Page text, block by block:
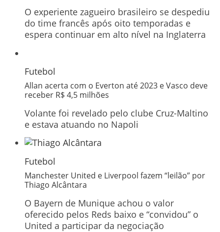
O experiente zagueiro brasileiro se despediu
do time francês após oito temporadas e
espera continuar em alto nível na Inglaterra
Futebol
Allan acerta com o Everton até 2023 e Vasco deve
receber R$ 4,5 milhões
Volante foi revelado pelo clube Cruz-Maltino
e estava atuando no Napoli
Futebol
Manchester United e Liverpool fazem “leilão” por
Thiago Alcântara
O Bayern de Munique achou o valor
oferecido pelos Reds baixo e “convidou” o
United a participar da negociação